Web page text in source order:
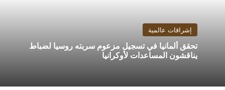
إشراقات عالمية
تحقق ألمانيا في تسجيل مزعوم سربته روسيا لضباط
يناقشون المساعدات لأوكرانيا